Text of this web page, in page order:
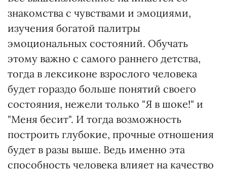
знакомства с чувствами и эмоциями,
изучения богатой палитры
эмоциональных состояний. Обучать
этому важно с самого раннего детства,
тогда в лексиконе взрослого человека
будет гораздо больше понятий своего
состояния, нежели только "Я в шоке!" и
"Меня бесит". И тогда возможность
построить глубокие, прочные отношения
будет в разы выше. Ведь именно эта
способность человека влияет на качество